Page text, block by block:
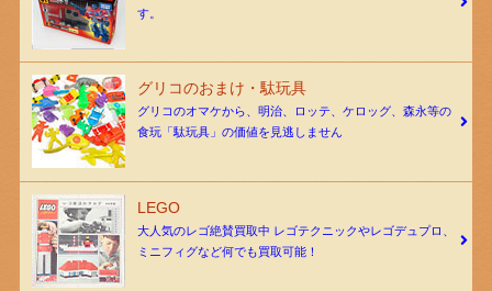
す。
グリコのおまけ・駄玩具
グリコのオマケから、明治、ロッテ、ケロッグ、森永等の
食玩「駄玩具」の価値を見逃しません
LEGO
大人気のレゴ絶賛買取中 レゴテクニックやレゴデュプロ、
ミニフィグなど何でも買取可能！